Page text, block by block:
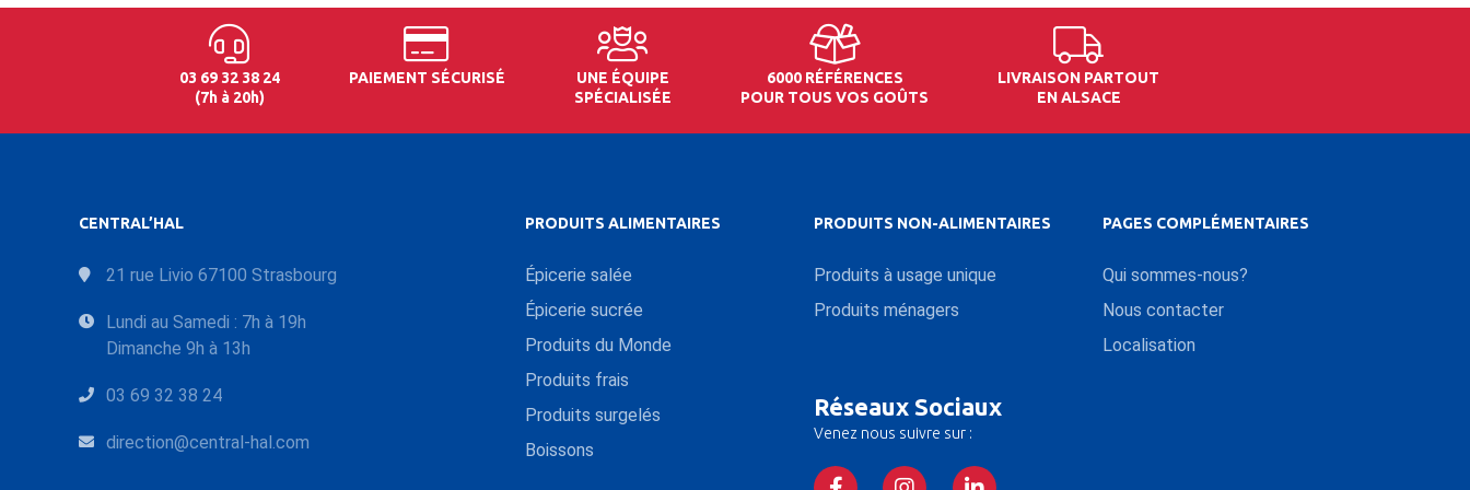
03 69 32 38 24
(7h à 20h)
PAIEMENT SÉCURISÉ
UNE ÉQUIPE
SPÉCIALISÉE
6000 RÉFÉRENCES
POUR TOUS VOS GOÛTS
LIVRAISON PARTOUT
EN ALSACE
CENTRAL’HAL
21 rue Livio 67100 Strasbourg
Lundi au Samedi : 7h à 19h
Dimanche 9h à 13h
03 69 32 38 24
direction@central-hal.com
PRODUITS ALIMENTAIRES
Épicerie salée
Épicerie sucrée
Produits du Monde
Produits frais
Produits surgelés
Boissons
PRODUITS NON-ALIMENTAIRES
Produits à usage unique
Produits ménagers
Réseaux Sociaux
Venez nous suivre sur :
PAGES COMPLÉMENTAIRES
Qui sommes-nous?
Nous contacter
Localisation